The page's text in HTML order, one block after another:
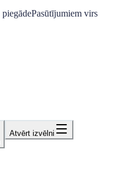
Pasūtījumiem virs
Atvērt izvēlni